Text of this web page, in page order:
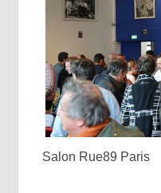
Salon Rue89 Paris